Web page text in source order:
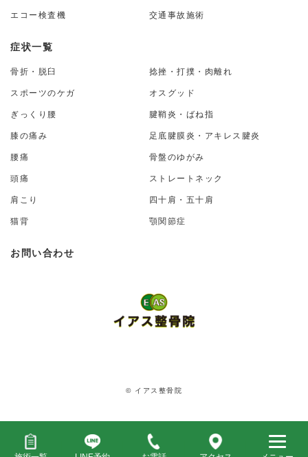
エコー検査機 交通事故施術
症状一覧
骨折・脱臼 捻挫・打撲・肉離れ
スポーツのケガ オスグッド
ぎっくり腰 腱鞘炎・ばね指
膝の痛み 足底腱膜炎・アキレス腱炎
腰痛 骨盤のゆがみ
頭痛 ストレートネック
肩こり 四十肩・五十肩
猫背 顎関節症
お問い合わせ
© イアス整骨院